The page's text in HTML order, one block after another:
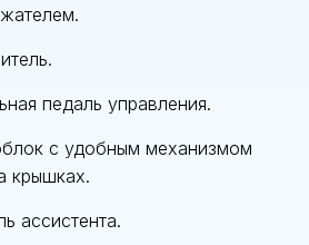
педаль управления.
с удобным механизмом
крышках.
ассистента.